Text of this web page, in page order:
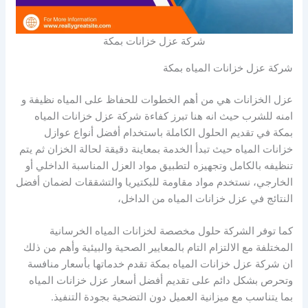
شركة عزل خزانات بمكة
شركة عزل خزانات المياه بمكة
عزل الخزانات هي من أهم الخطوات للحفاظ على المياه نظيفة و
امنه للشرب حيث انه هنا تبرز كفاءة شركة عزل خزانات المياه
بمكة في تقديم الحلول الكاملة باستخدام أفضل أنواع عوازل
خزانات المياه حيث تبدأ الخدمة بمعاينة دقيقة لحالة الخزان ثم يتم
تنظيفه بالكامل وتجهيزه لتطبيق مواد العزل المناسبة الداخلي أو
الخارجي، نستخدم مواد مقاومة للبكتيريا والتشققات لضمان أفضل
النتائج في عزل خزانات المياه من الداخل،
كما توفر الشركة حلول مخصصة لخزانات المياه الخرسانية
المختلفة مع الالتزام التام بالمعايير الصحية والبيئية وأهم من ذلك
ان شركة عزل خزانات المياه بمكة تقدم خدماتها بأسعار منافسة
وتحرص بشكل دائم على تقديم أفضل أسعار عزل خزانات المياه
بما يتناسب مع ميزانية العميل دون التضحية بجودة التنفيذ.